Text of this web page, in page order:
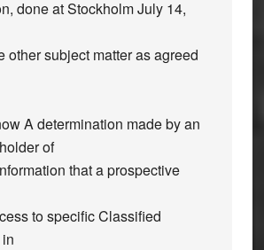
done at Stockholm July 14,
other subject matter as agreed
A determination made by an
of
that a prospective
to specific Classified